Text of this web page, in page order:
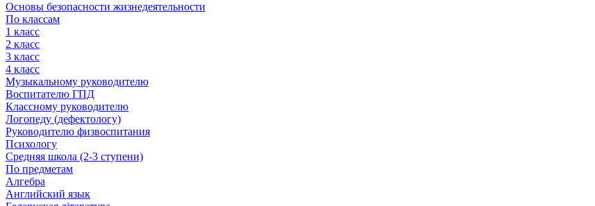
Основы безопасности жизнедеятельности
По классам
1 класс
2 класс
3 класс
4 класс
Музыкальному руководителю
Воспитателю ГПД
Классному руководителю
Логопеду (дефектологу)
Руководителю физвоспитания
Психологу
Средняя школа (2-3 ступени)
По предметам
Алгебра
Английский язык